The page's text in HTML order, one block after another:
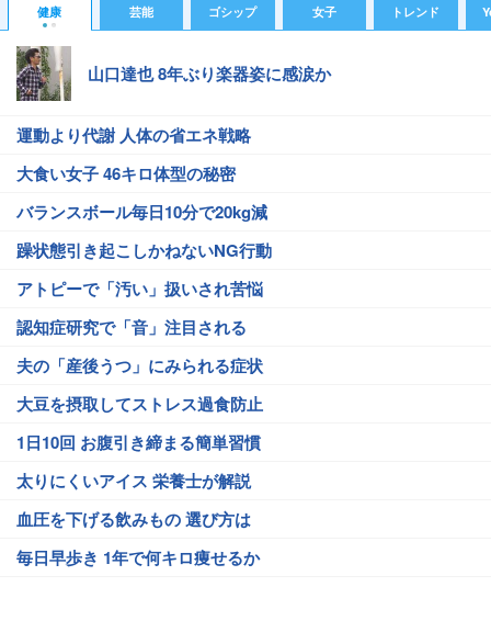
健康 芸能 ゴシップ 女子 トレンド
山口達也 8年ぶり楽器姿に感涙か
運動より代謝 人体の省エネ戦略
大食い女子 46キロ体型の秘密
バランスボール毎日10分で20kg減
躁状態引き起こしかねないNG行動
アトピーで「汚い」扱いされ苦悩
認知症研究で「音」注目される
夫の「産後うつ」にみられる症状
大豆を摂取してストレス過食防止
1日10回 お腹引き締まる簡単習慣
太りにくいアイス 栄養士が解説
血圧を下げる飲みもの 選び方は
毎日早歩き 1年で何キロ痩せるか